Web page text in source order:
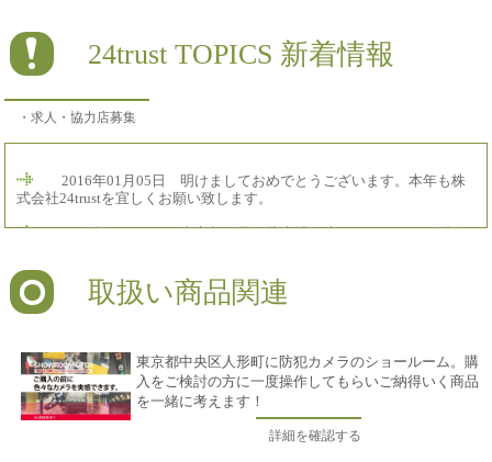
24trust TOPICS 新着情報
・求人・協力店募集
2016年01月05日 明けましておめでとうございます。本年も株
式会社24trustを宜しくお願い致します。
2015年12月29日 東京都目黒 駐車場 防犯カメラカメラ配線
2015年12月29日 茨城県取手市 マンション 防犯カメラカメ
ラメンテナンス
カメラ増設工事
2015年12月25～29日 岩手県花巻市 マンション ネットワー
ク工事
2015年12月25～29日 岩手県盛岡市 マンション ネットワー
取扱い商品関連
東京都中央区人形町に防犯カメラのショールーム。購
入をご検討の方に一度操作してもらいご納得いく商品
を一緒に考えます！
詳細を確認する